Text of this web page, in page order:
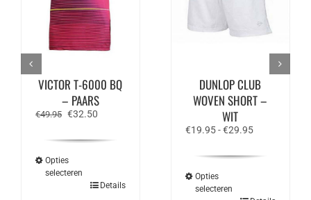
VICTOR T-6000 BQ
– PAARS
€49.95 Oorspronkelijke
€32.50Huidige
Opties
selecteren
Dit
Details
DUNLOP CLUB
WOVEN SHORT –
WIT
€19.95-€29.95Prijsklasse:
Opties
selecteren